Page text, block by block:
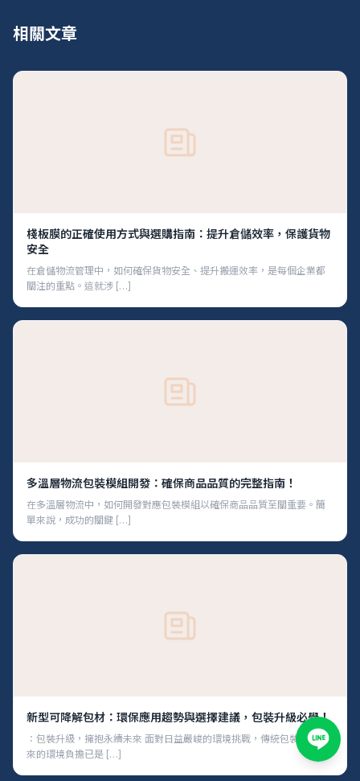
相關文章
棧板膜的正確使用方式與選購指南：提升倉儲效率，保護貨物
安全
在倉儲物流管理中，如何確保貨物安全、提升搬運效率，是每個企業都
關注的重點。這就涉 […]
多溫層物流包裝模組開發：確保商品品質的完整指南！
在多溫層物流中，如何開發對應包裝模組以確保商品品質至關重要。簡
單來說，成功的關鍵 […]
新型可降解包材：環保應用趨勢與選擇建議，包裝升級必學！
：包裝升級，擁抱永續未來 面對日益嚴峻的環境挑戰，傳統包裝材料帶
來的環境負擔已是 […]